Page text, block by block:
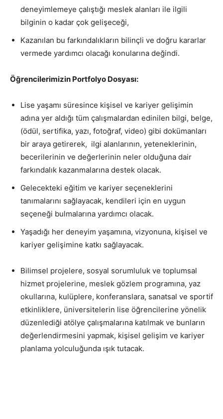
deneyimlemeye çalıştığı meslek alanları ile ilgili
bilginin o kadar çok gelişeceği,
Kazanılan bu farkındalıkların bilinçli ve doğru kararlar
vermede yardımcı olacağı konularına değindi.
Öğrencilerimizin Portfolyo Dosyası:
Lise yaşamı süresince kişisel ve kariyer gelişimin
adına yer aldığı tüm çalışmalardan edinilen bilgi, belge,
(ödül, sertifika, yazı, fotoğraf, video) gibi dokümanları
bir araya getirerek, ilgi alanlarının, yeteneklerinin,
becerilerinin ve değerlerinin neler olduğuna dair
farkındalık kazanmalarına destek olacak.
Gelecekteki eğitim ve kariyer seçeneklerini
tanımalarını sağlayacak, kendileri için en uygun
seçeneği bulmalarına yardımcı olacak.
Yaşadığı her deneyim yaşamına, vizyonuna, kişisel ve
kariyer gelişimine katkı sağlayacak.
Bilimsel projelere, sosyal sorumluluk ve toplumsal
hizmet projelerine, meslek gözlem programına, yaz
okullarına, kulüplere, konferanslara, sanatsal ve sportif
etkinliklere, üniversitelerin lise öğrencilerine yönelik
düzenlediği atölye çalışmalarına katılmak ve bunların
değerlendirmesini yapmak, kişisel gelişim ve kariyer
planlama yolculuğunda ışık tutacak.